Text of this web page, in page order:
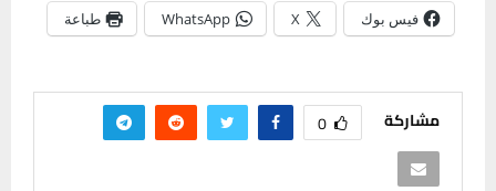
فيس بوك X
WhatsApp طباعة
مشاركة 0